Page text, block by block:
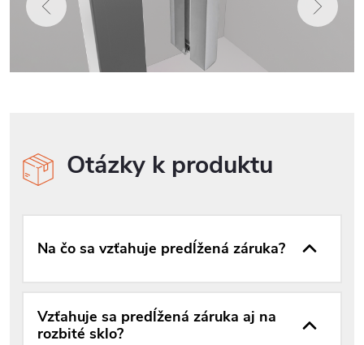
Otázky k produktu
Na čo sa vzťahuje predĺžená záruka?
Vzťahuje sa predĺžená záruka aj na
rozbité sklo?